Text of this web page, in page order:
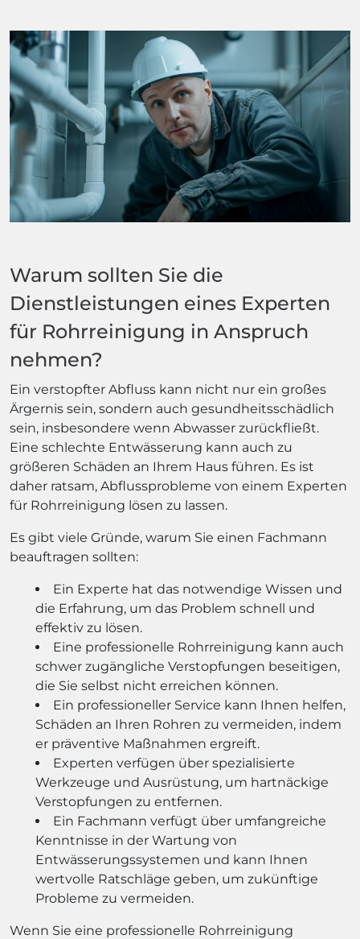
Warum sollten Sie die
Dienstleistungen eines Experten
für Rohrreinigung in Anspruch
nehmen?
Ein verstopfter Abfluss kann nicht nur ein großes
Ärgernis sein, sondern auch gesundheitsschädlich
sein, insbesondere wenn Abwasser zurückfließt.
Eine schlechte Entwässerung kann auch zu
größeren Schäden an Ihrem Haus führen. Es ist
daher ratsam, Abflussprobleme von einem Experten
für Rohrreinigung lösen zu lassen.
Es gibt viele Gründe, warum Sie einen Fachmann
beauftragen sollten:
Ein Experte hat das notwendige Wissen und
die Erfahrung, um das Problem schnell und
effektiv zu lösen.
Eine professionelle Rohrreinigung kann auch
schwer zugängliche Verstopfungen beseitigen,
die Sie selbst nicht erreichen können.
Ein professioneller Service kann Ihnen helfen,
Schäden an Ihren Rohren zu vermeiden, indem
er präventive Maßnahmen ergreift.
Experten verfügen über spezialisierte
Werkzeuge und Ausrüstung, um hartnäckige
Verstopfungen zu entfernen.
Ein Fachmann verfügt über umfangreiche
Kenntnisse in der Wartung von
Entwässerungssystemen und kann Ihnen
wertvolle Ratschläge geben, um zukünftige
Probleme zu vermeiden.
Wenn Sie eine professionelle Rohrreinigung